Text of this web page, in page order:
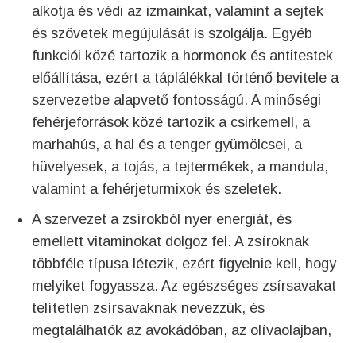
alkotja és védi az izmainkat, valamint a sejtek
és szövetek megújulását is szolgálja. Egyéb
funkciói közé tartozik a hormonok és antitestek
előállítása, ezért a táplálékkal történő bevitele a
szervezetbe alapvető fontosságú. A minőségi
fehérjeforrások közé tartozik a csirkemell, a
marhahús, a hal és a tenger gyümölcsei, a
hüvelyesek, a tojás, a tejtermékek, a mandula,
valamint a fehérjeturmixok és szeletek.
A szervezet a zsírokból nyer energiát, és
emellett vitaminokat dolgoz fel. A zsíroknak
többféle típusa létezik, ezért figyelnie kell, hogy
melyiket fogyassza. Az egészséges zsírsavakat
telítetlen zsírsavaknak nevezzük, és
megtalálhatók az avokádóban, az olívaolajban,